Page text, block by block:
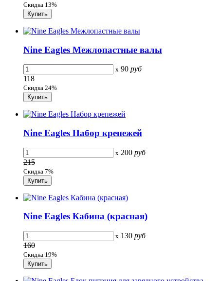
Скидка 13%
Nine Eagles Межлопастные валы
x 90 руб
118
Скидка 24%
Nine Eagles Набор крепежей
x 200 руб
215
Скидка 7%
Nine Eagles Кабина (красная)
x 130 руб
160
Скидка 19%